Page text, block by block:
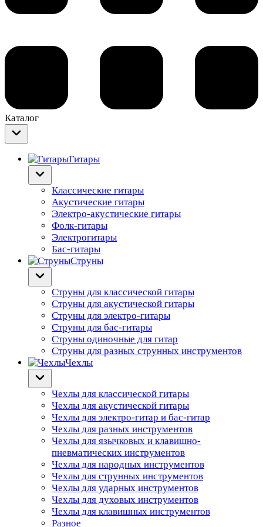
Каталог
Гитары
Классические гитары
Акустические гитары
Электро-акустические гитары
Фолк-гитары
Электрогитары
Бас-гитары
Струны
Струны для классической гитары
Струны для акустической гитары
Струны для электро-гитары
Струны для бас-гитары
Струны одиночные для гитар
Струны для разных струнных инструментов
Чехлы
Чехлы для классической гитары
Чехлы для акустической гитары
Чехлы для электро-гитар и бас-гитар
Чехлы для разных инструментов
Чехлы для язычковых и клавишно-
пневматических инструментов
Чехлы для народных инструментов
Чехлы для струнных инструментов
Чехлы для ударных инструментов
Чехлы для духовых инструментов
Чехлы для клавишных инструментов
Разное